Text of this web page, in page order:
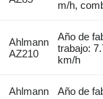
m/h,
Ahlmann
AZ210
Año de
trabajo:
km/h
Ahlmann
Año de